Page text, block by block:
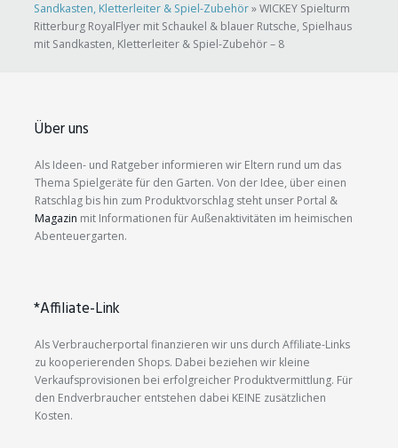
Sandkasten, Kletterleiter & Spiel-Zubehör»WICKEY Spielturm
Ritterburg RoyalFlyer mit Schaukel & blauer Rutsche, Spielhaus
mit Sandkasten, Kletterleiter & Spiel-Zubehör – 8
Über uns
Als Ideen- und Ratgeber informieren wir Eltern rund um das
Thema Spielgeräte für den Garten. Von der Idee, über einen
Ratschlag bis hin zum Produktvorschlag steht unser Portal &
Magazin mit Informationen für Außenaktivitäten im heimischen
Abenteuergarten.
*Affiliate-Link
Als Verbraucherportal finanzieren wir uns durch Affiliate-Links
zu kooperierenden Shops. Dabei beziehen wir kleine
Verkaufsprovisionen bei erfolgreicher Produktvermittlung. Für
den Endverbraucher entstehen dabei KEINE zusätzlichen
Kosten.